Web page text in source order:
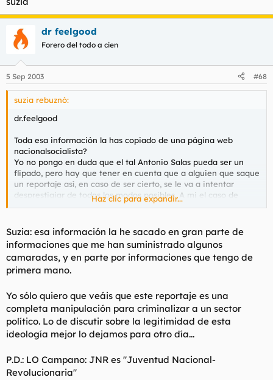
dr feelgood
Forero del todo a cien
5 Sep 2003 #68
suzia rebuznó:
dr.feelgood
Toda esa información la has copiado de una página web
nacionalsocialista?
Yo no pongo en duda que el tal Antonio Salas pueda ser un
flipado, pero hay que tener en cuenta que a alguien que saque
un reportaje así, en caso de ser cierto, se le va a intentar
desprestigiar de todos los modos posibles. A mi el caso de
Antonio Salas o como se llame me da exactamente igual.
otras, la verdad.
Qué peste.
Haz clic para expandir...
Suzia: esa información la he sacado en gran parte de
informaciones que me han suministrado algunos
camaradas, y en parte por informaciones que tengo de
primera mano.
Yo sólo quiero que veáis que este reportaje es una
completa manipulación para criminalizar a un sector
político. Lo de discutir sobre la legitimidad de esta
ideología mejor lo dejamos para otro día...
P.D.: LO Campano: JNR es "Juventud Nacional-
Revolucionaria"